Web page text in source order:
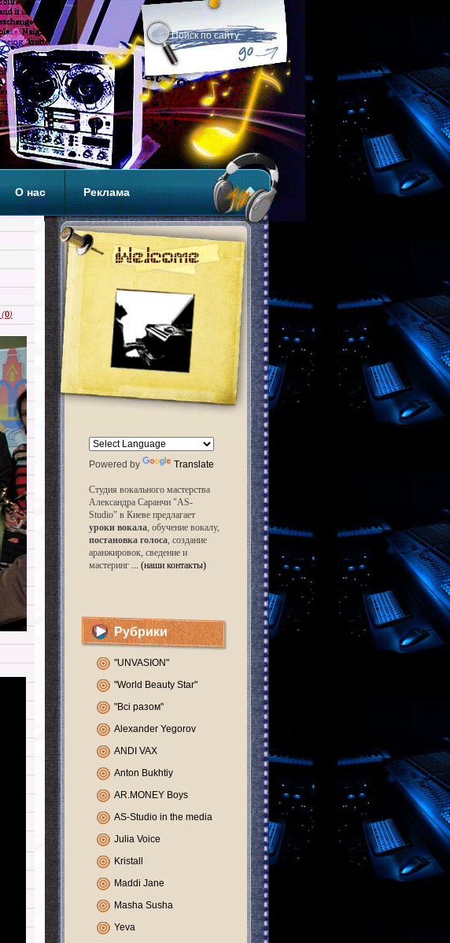
О нас Реклама
Powered by Translate
Студия вокального мастерства
Александра Саранчи "AS-
Studio" в Киеве предлагает
уроки вокала, обучение вокалу,
постановка голоса, создание
аранжировок, сведение и
мастеринг ... (наши контакты)
Рубрики
"UNVASION"
"World Beauty Star"
"Всі разом"
Alexander Yegorov
ANDI VAX
Anton Bukhtiy
AR.MONEY Boys
AS-Studio in the media
Julia Voice
Kristall
Maddi Jane
Masha Susha
Yeva
(0)